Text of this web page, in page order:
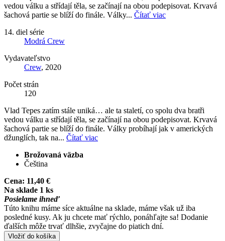
vedou válku a střídají těla, se začínají na obou podepisovat. Krvavá
šachová partie se blíží do finále. Války... Čítať viac
14. diel série
Modrá Crew
Vydavateľstvo
Crew, 2020
Počet strán
120
Vlad Tepes zatím stále uniká… ale ta staletí, co spolu dva bratři
vedou válku a střídají těla, se začínají na obou podepisovat. Krvavá
šachová partie se blíží do finále. Války probíhají jak v amerických
džunglích, tak na... Čítať viac
Brožovaná väzba
Čeština
Cena: 11,40 €
Na sklade 1 ks
Posielame ihneď
Túto knihu máme síce aktuálne na sklade, máme však už iba
posledné kusy. Ak ju chcete mať rýchlo, ponáhľajte sa! Dodanie
ďalších môže trvať dlhšie, zvyčajne do piatich dní.
Vložiť do košíka